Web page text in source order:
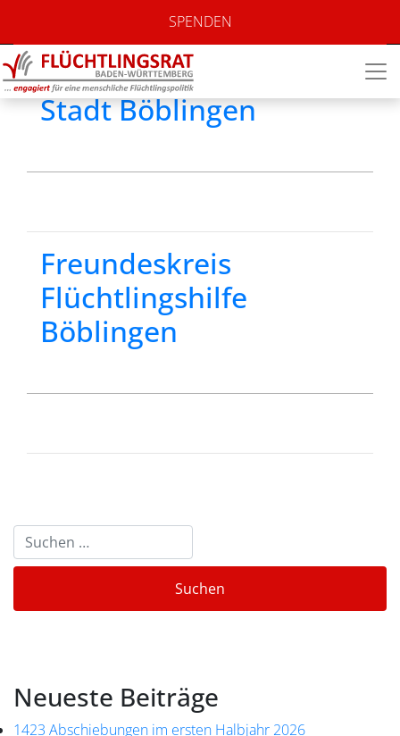
SPENDEN
Standort:Stadt
Böblingen
Stadt Böblingen
Freundeskreis
Flüchtlingshilfe
Böblingen
Neueste Beiträge
1423 Abschiebungen im ersten Halbjahr 2026